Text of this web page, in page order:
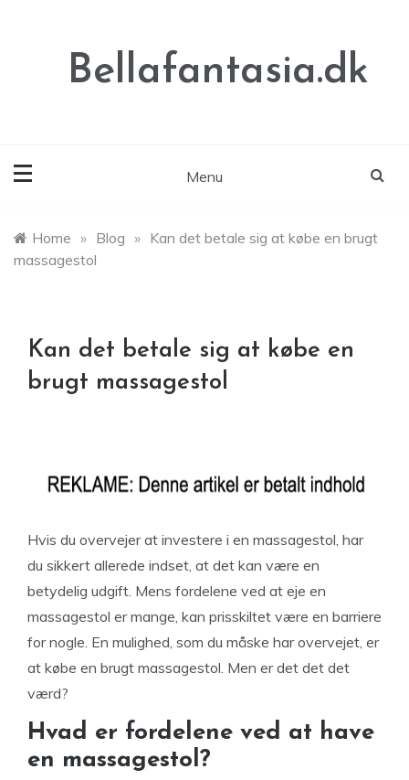
Bellafantasia.dk
Menu
Home » Blog » Kan det betale sig at købe en brugt
massagestol
Kan det betale sig at købe en
brugt massagestol
Hvis du overvejer at investere i en massagestol, har
du sikkert allerede indset, at det kan være en
betydelig udgift. Mens fordelene ved at eje en
massagestol er mange, kan prisskiltet være en barriere
for nogle. En mulighed, som du måske har overvejet, er
at købe en brugt massagestol. Men er det det det
værd?
Hvad er fordelene ved at have
en massagestol?